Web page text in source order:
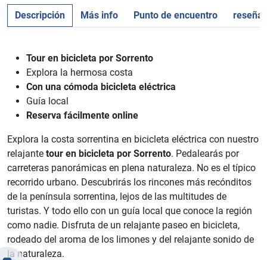
Descripción Más info Punto de encuentro reseñas
Tour en bicicleta por Sorrento
Explora la hermosa costa
Con una cómoda bicicleta eléctrica
Guía local
Reserva fácilmente online
Explora la costa sorrentina en bicicleta eléctrica con nuestro
relajante tour en bicicleta por Sorrento. Pedalearás por
carreteras panorámicas en plena naturaleza. No es el típico
recorrido urbano. Descubrirás los rincones más recónditos
de la península sorrentina, lejos de las multitudes de
turistas. Y todo ello con un guía local que conoce la región
como nadie. Disfruta de un relajante paseo en bicicleta,
rodeado del aroma de los limones y del relajante sonido de
la naturaleza.